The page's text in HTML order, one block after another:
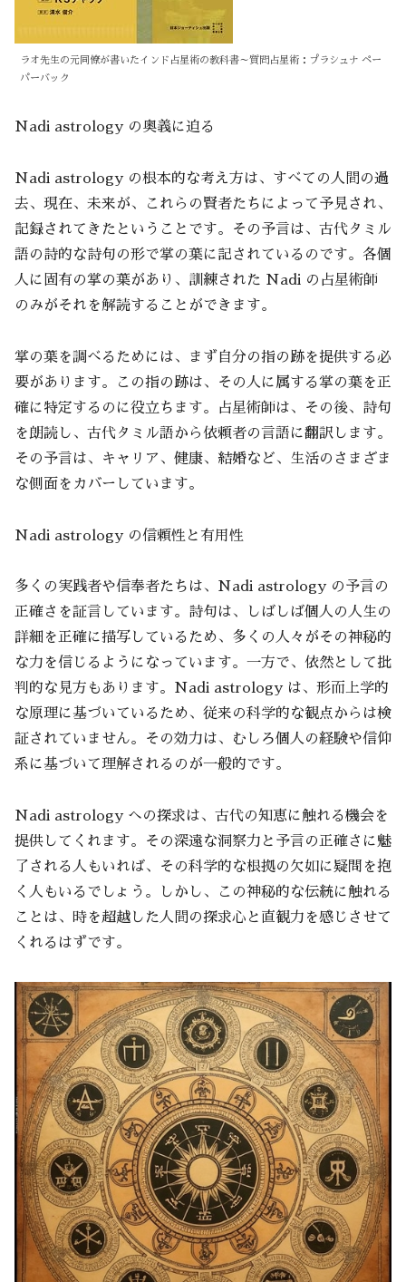
ラオ先生の元同僚が書いたインド占星術の教科書～質問占星術：プラシュナ ペー
パーバック
Nadi astrology の奥義に迫る
Nadi astrology の根本的な考え方は、すべての人間の過
去、現在、未来が、これらの賢者たちによって予見され、
記録されてきたということです。その予言は、古代タミル
語の詩的な詩句の形で掌の葉に記されているのです。各個
人に固有の掌の葉があり、訓練された Nadi の占星術師
のみがそれを解読することができます。
掌の葉を調べるためには、まず自分の指の跡を提供する必
要があります。この指の跡は、その人に属する掌の葉を正
確に特定するのに役立ちます。占星術師は、その後、詩句
を朗読し、古代タミル語から依頼者の言語に翻訳します。
その予言は、キャリア、健康、結婚など、生活のさまざま
な側面をカバーしています。
Nadi astrology の信頼性と有用性
多くの実践者や信奉者たちは、Nadi astrology の予言の
正確さを証言しています。詩句は、しばしば個人の人生の
詳細を正確に描写しているため、多くの人々がその神秘的
な力を信じるようになっています。一方で、依然として批
判的な見方もあります。Nadi astrology は、形而上学的
な原理に基づいているため、従来の科学的な観点からは検
証されていません。その効力は、むしろ個人の経験や信仰
系に基づいて理解されるのが一般的です。
Nadi astrology への探求は、古代の知恵に触れる機会を
提供してくれます。その深遠な洞察力と予言の正確さに魅
了される人もいれば、その科学的な根拠の欠如に疑問を抱
く人もいるでしょう。しかし、この神秘的な伝統に触れる
ことは、時を超越した人間の探求心と直観力を感じさせて
くれるはずです。